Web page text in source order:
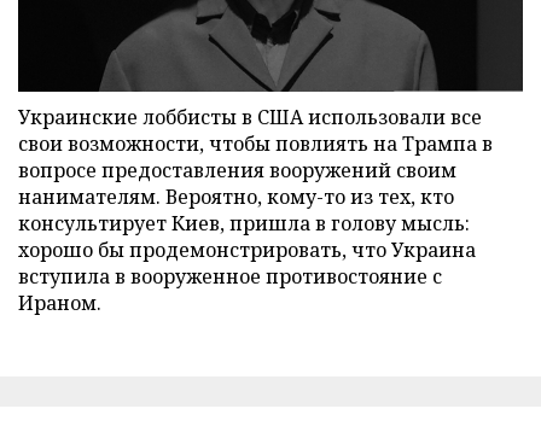
Украинские лоббисты в США использовали все
свои возможности, чтобы повлиять на Трампа в
вопросе предоставления вооружений своим
нанимателям. Вероятно, кому-то из тех, кто
консультирует Киев, пришла в голову мысль:
хорошо бы продемонстрировать, что Украина
вступила в вооруженное противостояние с
Ираном.